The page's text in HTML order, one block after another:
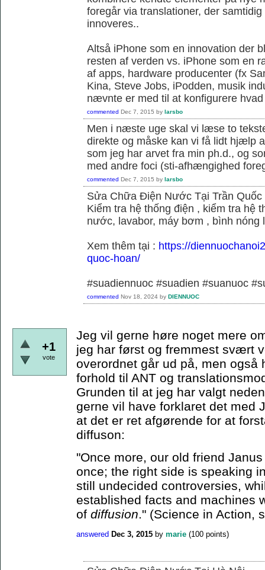
foregår via translationer, der
innoveres..
Altså iPhone som en innovation der
resten af verden vs. iPhone som en
af apps, hardware producenter (fx
Kina, Steve Jobs, iPodden, musik
nævnte er med til at konfigurere
commented Dec 7, 2015 by larsbo
Men i næste uge skal vi læse to
direkte og måske kan vi få lidt hjælp
som jeg har arvet fra min ph.d., og
med andre foci (sti-afhængighed
commented Dec 7, 2015 by larsbo
Sửa Chữa Điện Nước Tại Trần Quốc
Kiểm tra hệ thống điện , kiểm tra hệ
nước, lavabor, máy bơm , bình nóng
Xem thêm tại : https://
quoc-hoan/
#suadiennuoc #suadien #suanuoc
commented Nov 18, 2024 by DIENNUOC
+1
vote
Jeg vil gerne høre noget mere
jeg har først og fremmest svært
overordnet går ud på, men også
forhold til ANT og
Grunden til at jeg har valgt
gerne vil have forklaret det med
at det er ret afgørende for at
diffuson:
"Once more, our old friend
once; the right side is speaking
still undecided controversies,
established facts and machines
of diffusion ." (Science in Action,
answered Dec 3, 2015 by marie (100 points)